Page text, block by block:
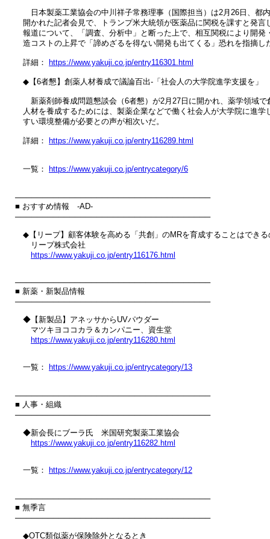
日本製薬工業協会の中川祥子常務理事（国際担当）は2月26日、都
開かれた記者会見で、トランプ米大統領が医薬品に関税を課すと発言
報道について、「調査、分析中」と断った上で、相互関税により開発
造コストの上昇で「諦めざるを得ない開発も出てくる」恐れを指摘し
詳細： https://www.yakuji.co.jp/entry116301.html
◆【6者懇】創薬人材養成で議論百出‐「社会人の大学院進学支援を」
新薬剤師養成問題懇談会（6者懇）が2月27日に開かれ、薬学領域で
人材を養成するためには、製薬企業などで働く社会人が大学院に進学
すい環境整備が必要との声が相次いだ。
詳細： https://www.yakuji.co.jp/entry116289.html
一覧： https://www.yakuji.co.jp/entrycategory/6
────────────────────────────────────
■ おすすめ情報　‐AD‐
────────────────────────────────────
◆【リープ】顧客体験を高める「共創」のMRを育成することはできる
リープ株式会社
https://www.yakuji.co.jp/entry116176.html
────────────────────────────────────
■ 新薬・新製品情報
────────────────────────────────────
◆【新製品】アネッサからUVパウダー
マツキヨココカラ＆カンパニー、資生堂
https://www.yakuji.co.jp/entry116280.html
一覧： https://www.yakuji.co.jp/entrycategory/13
────────────────────────────────────
■ 人事・組織
────────────────────────────────────
◆新会長にブーラ氏　米国研究製薬工業協会
https://www.yakuji.co.jp/entry116282.html
一覧： https://www.yakuji.co.jp/entrycategory/12
────────────────────────────────────
■ 無季言
────────────────────────────────────
◆OTC類似薬が保険除外となるとき